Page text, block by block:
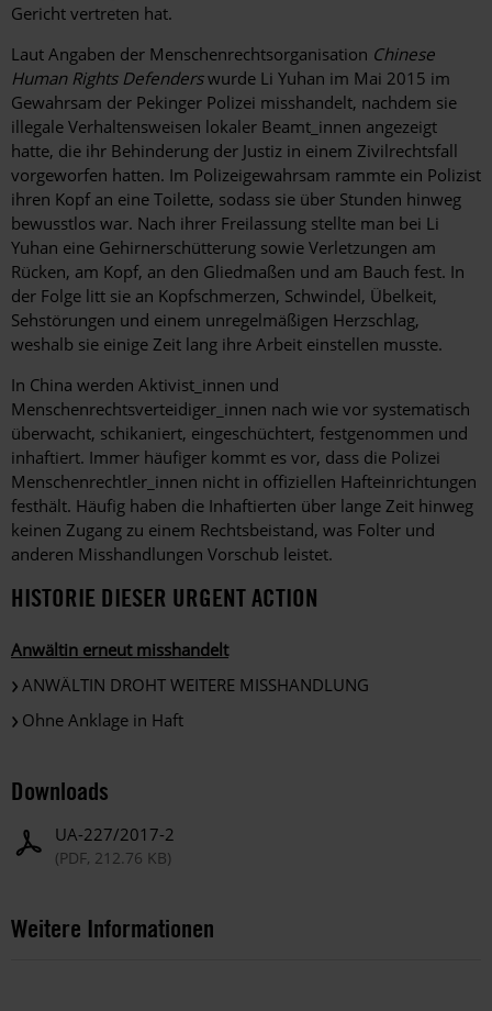
Gericht vertreten hat.
Laut Angaben der Menschenrechtsorganisation Chinese
Human Rights Defenderswurde Li Yuhan im Mai 2015 im
Gewahrsam der Pekinger Polizei misshandelt, nachdem sie
illegale Verhaltensweisen lokaler Beamt_innen angezeigt
hatte, die ihr Behinderung der Justiz in einem Zivilrechtsfall
vorgeworfen hatten. Im Polizeigewahrsam rammte ein Polizist
ihren Kopf an eine Toilette, sodass sie über Stunden hinweg
bewusstlos war. Nach ihrer Freilassung stellte man bei Li
Yuhan eine Gehirnerschütterung sowie Verletzungen am
Rücken, am Kopf, an den Gliedmaßen und am Bauch fest. In
der Folge litt sie an Kopfschmerzen, Schwindel, Übelkeit,
Sehstörungen und einem unregelmäßigen Herzschlag,
weshalb sie einige Zeit lang ihre Arbeit einstellen musste.
In China werden Aktivist_innen und
Menschenrechtsverteidiger_innen nach wie vor systematisch
überwacht, schikaniert, eingeschüchtert, festgenommen und
inhaftiert. Immer häufiger kommt es vor, dass die Polizei
Menschenrechtler_innen nicht in offiziellen Hafteinrichtungen
festhält. Häufig haben die Inhaftierten über lange Zeit hinweg
keinen Zugang zu einem Rechtsbeistand, was Folter und
anderen Misshandlungen Vorschub leistet.
HISTORIE DIESER URGENT ACTION
Anwältin erneut misshandelt
ANWÄLTIN DROHT WEITERE MISSHANDLUNG
Ohne Anklage in Haft
Downloads
UA-227/2017-2
(PDF, 212.76 KB)
Weitere Informationen